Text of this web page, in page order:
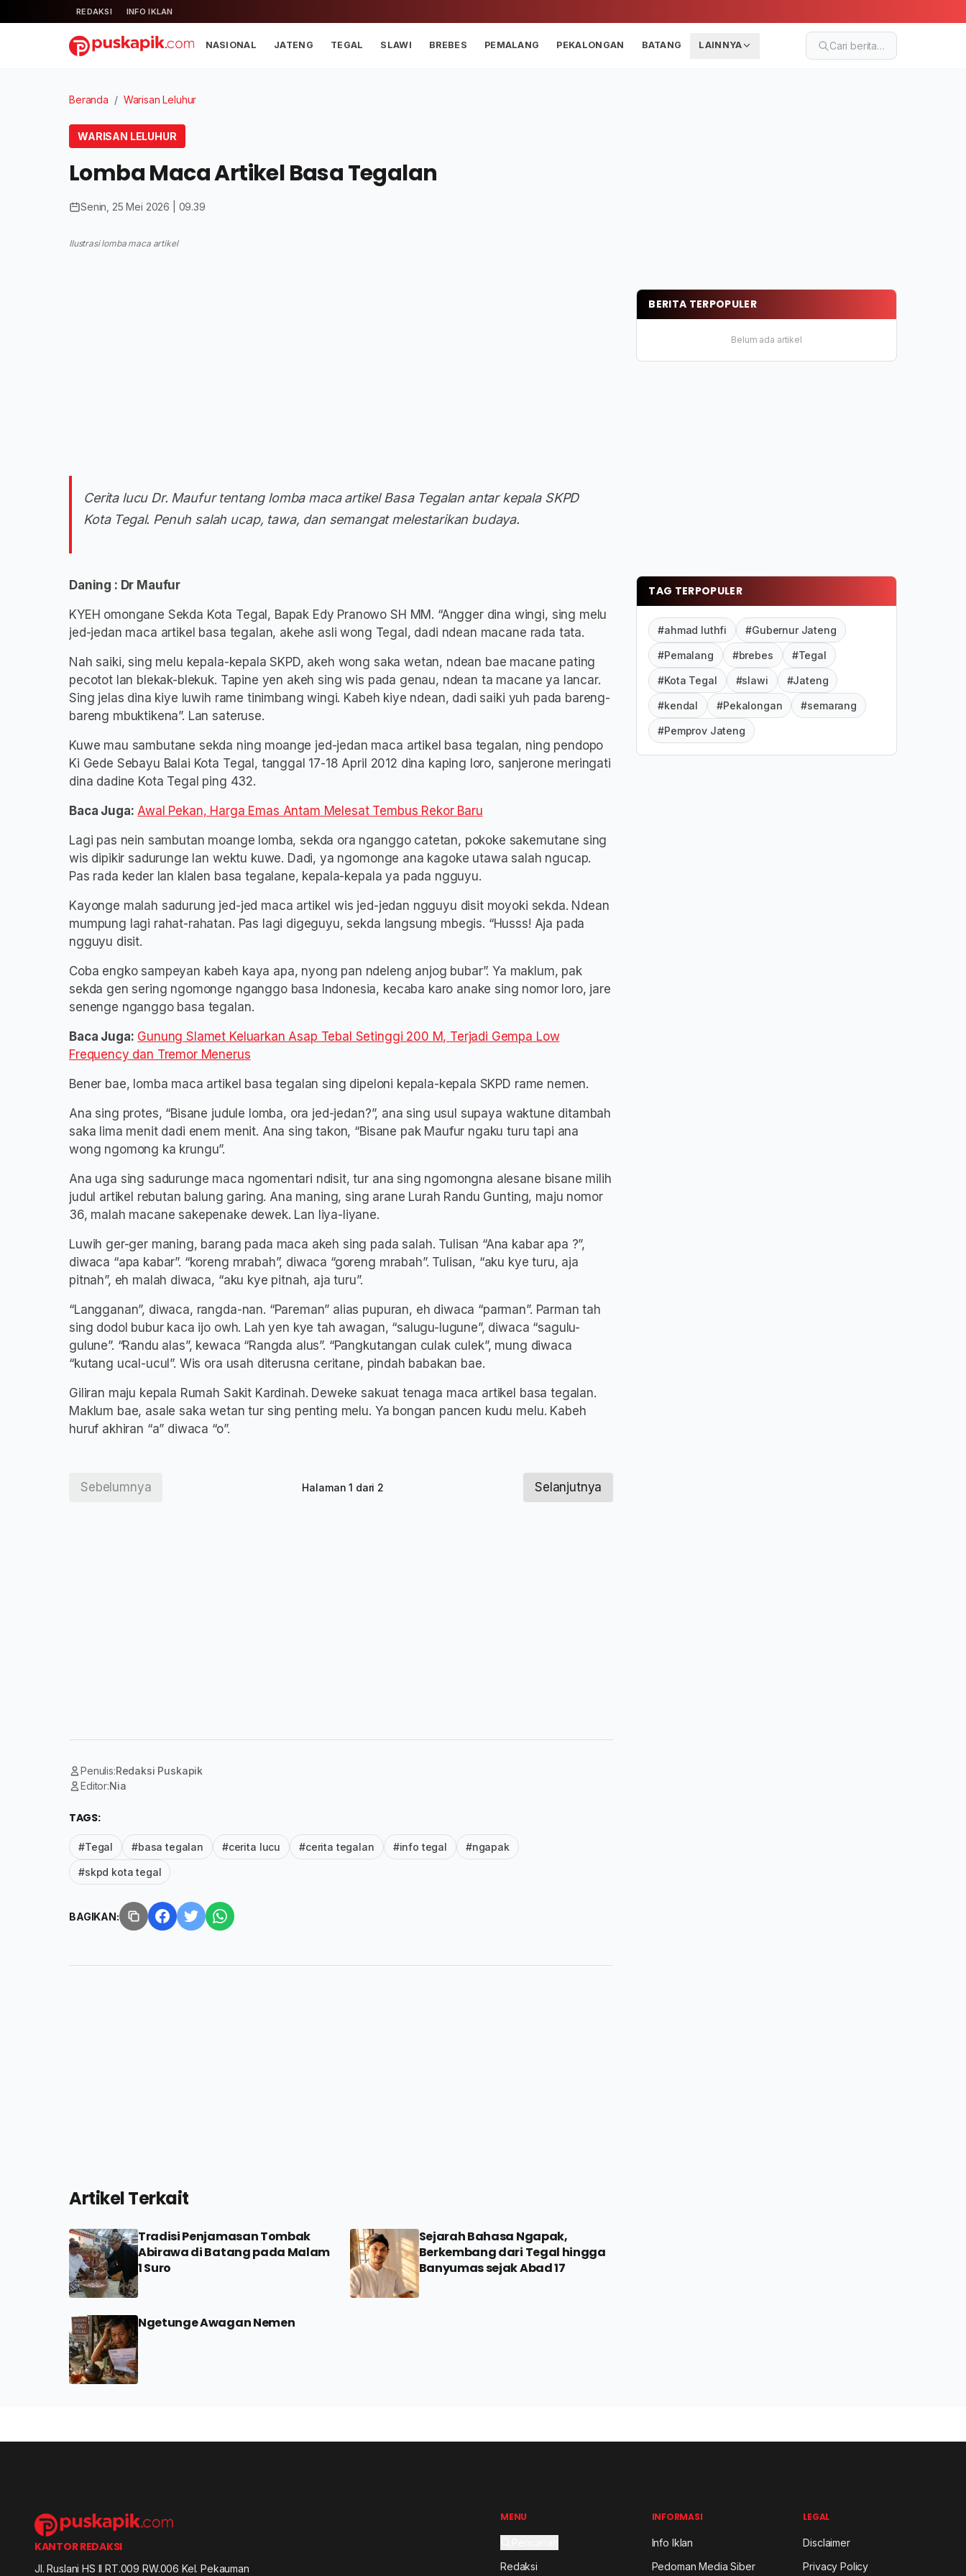
REDAKSI INFO IKLAN
NASIONAL JATENG TEGAL SLAWI BREBES PEMALANG PEKALONGAN BATANG LAINNYA Cari berita…
Beranda / Warisan Leluhur
WARISAN LELUHUR
Lomba Maca Artikel Basa Tegalan
Senin, 25 Mei 2026 | 09.39
Ilustrasi lomba maca artikel
Cerita lucu Dr. Maufur tentang lomba maca artikel Basa Tegalan antar kepala SKPD
Kota Tegal. Penuh salah ucap, tawa, dan semangat melestarikan budaya.
Daning : Dr Maufur
KYEH omongane Sekda Kota Tegal, Bapak Edy Pranowo SH MM. “Angger dina wingi, sing melu
jed-jedan maca artikel basa tegalan, akehe asli wong Tegal, dadi ndean macane rada tata.
Nah saiki, sing melu kepala-kepala SKPD, akeh wong saka wetan, ndean bae macane pating
pecotot lan blekak-blekuk. Tapine yen akeh sing wis pada genau, ndean ta macane ya lancar.
Sing jelas dina kiye luwih rame tinimbang wingi. Kabeh kiye ndean, dadi saiki yuh pada bareng-
bareng mbuktikena”. Lan sateruse.
Kuwe mau sambutane sekda ning moange jed-jedan maca artikel basa tegalan, ning pendopo
Ki Gede Sebayu Balai Kota Tegal, tanggal 17-18 April 2012 dina kaping loro, sanjerone meringati
dina dadine Kota Tegal ping 432.
Baca Juga: Awal Pekan, Harga Emas Antam Melesat Tembus Rekor Baru
Lagi pas nein sambutan moange lomba, sekda ora nganggo catetan, pokoke sakemutane sing
wis dipikir sadurunge lan wektu kuwe. Dadi, ya ngomonge ana kagoke utawa salah ngucap.
Pas rada keder lan klalen basa tegalane, kepala-kepala ya pada ngguyu.
Kayonge malah sadurung jed-jed maca artikel wis jed-jedan ngguyu disit moyoki sekda. Ndean
mumpung lagi rahat-rahatan. Pas lagi digeguyu, sekda langsung mbegis. “Husss! Aja pada
ngguyu disit.
Coba engko sampeyan kabeh kaya apa, nyong pan ndeleng anjog bubar”. Ya maklum, pak
sekda gen sering ngomonge nganggo basa Indonesia, kecaba karo anake sing nomor loro, jare
senenge nganggo basa tegalan.
Baca Juga: Gunung Slamet Keluarkan Asap Tebal Setinggi 200 M, Terjadi Gempa Low
Frequency dan Tremor Menerus
Bener bae, lomba maca artikel basa tegalan sing dipeloni kepala-kepala SKPD rame nemen.
Ana sing protes, “Bisane judule lomba, ora jed-jedan?”, ana sing usul supaya waktune ditambah
saka lima menit dadi enem menit. Ana sing takon, “Bisane pak Maufur ngaku turu tapi ana
wong ngomong ka krungu”.
Ana uga sing sadurunge maca ngomentari ndisit, tur ana sing ngomongna alesane bisane milih
judul artikel rebutan balung garing. Ana maning, sing arane Lurah Randu Gunting, maju nomor
36, malah macane sakepenake dewek. Lan liya-liyane.
Luwih ger-ger maning, barang pada maca akeh sing pada salah. Tulisan “Ana kabar apa ?”,
diwaca “apa kabar”. “koreng mrabah”, diwaca “goreng mrabah”. Tulisan, “aku kye turu, aja
pitnah”, eh malah diwaca, “aku kye pitnah, aja turu”.
“Langganan”, diwaca, rangda-nan. “Pareman” alias pupuran, eh diwaca “parman”. Parman tah
sing dodol bubur kaca ijo owh. Lah yen kye tah awagan, “salugu-lugune”, diwaca “sagulu-
gulune”. “Randu alas”, kewaca “Rangda alus”. “Pangkutangan culak culek”, mung diwaca
“kutang ucal-ucul”. Wis ora usah diterusna ceritane, pindah babakan bae.
Giliran maju kepala Rumah Sakit Kardinah. Deweke sakuat tenaga maca artikel basa tegalan.
Maklum bae, asale saka wetan tur sing penting melu. Ya bongan pancen kudu melu. Kabeh
huruf akhiran “a” diwaca “o”.
Sebelumnya Halaman 1 dari 2 Selanjutnya
Penulis:Redaksi Puskapik
Editor:Nia
TAGS:
#Tegal #basa tegalan #cerita lucu #cerita tegalan #info tegal #ngapak
#skpd kota tegal
BAGIKAN:
Artikel Terkait
Tradisi Penjamasan Tombak
Abirawa di Batang pada Malam
1 Suro
Sejarah Bahasa Ngapak,
Berkembang dari Tegal hingga
Banyumas sejak Abad 17
Ngetunge Awagan Nemen
BERITA TERPOPULER
Belum ada artikel
TAG TERPOPULER
#ahmad luthfi #Gubernur Jateng
#Pemalang #brebes #Tegal
#Kota Tegal #slawi #Jateng
#kendal #Pekalongan #semarang
#Pemprov Jateng
KANTOR REDAKSI
Jl. Ruslani HS II RT.009 RW.006 Kel. Pekauman
MENU
Redaksi
INFORMASI
Info Iklan
Pedoman Media Siber
LEGAL
Disclaimer
Privacy Policy